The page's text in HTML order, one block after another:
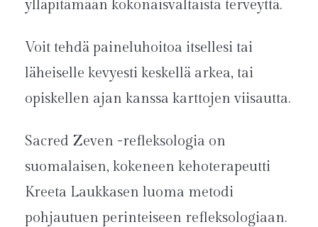
ylläpitämään kokonaisvaltaista terveyttä.
Voit tehdä paineluhoitoa itsellesi tai
läheiselle kevyesti keskellä arkea, tai
opiskellen ajan kanssa karttojen viisautta.
Sacred Zeven -refleksologia on
suomalaisen, kokeneen kehoterapeutti
Kreeta Laukkasen luoma metodi
pohjautuen perinteiseen refleksologiaan.